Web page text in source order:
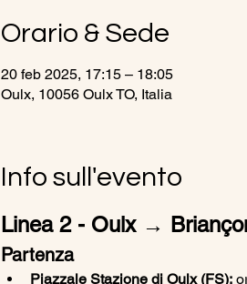
Orario & Sede
20 feb 2025, 17:15 – 18:05
Oulx, 10056 Oulx TO, Italia
Info sull'evento
Linea 2 - Oulx →
Partenza
Piazzale Stazione di Oulx (FS):